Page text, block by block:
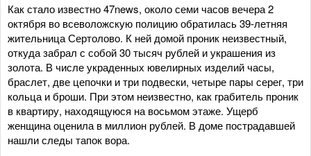
Как стало известно 47news, около семи часов вечера 2
октября во всеволожскую полицию обратилась 39-летняя
жительница Сертолово. К ней домой проник неизвестный,
откуда забрал с собой 30 тысяч рублей и украшения из
золота. В числе украденных ювелирных изделий часы,
браслет, две цепочки и три подвески, четыре пары серег, три
кольца и броши. При этом неизвестно, как грабитель проник
в квартиру, находящуюся на восьмом этаже. Ущерб
женщина оценила в миллион рублей. В доме пострадавшей
нашли следы тапок вора.